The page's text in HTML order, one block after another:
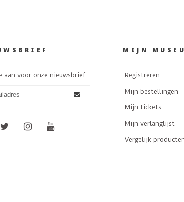
aan voor onze nieuwsbrief
MIJN
Registreren
Mijn bestellingen
Mijn tickets
Mijn verlanglijst
Vergelijk producten